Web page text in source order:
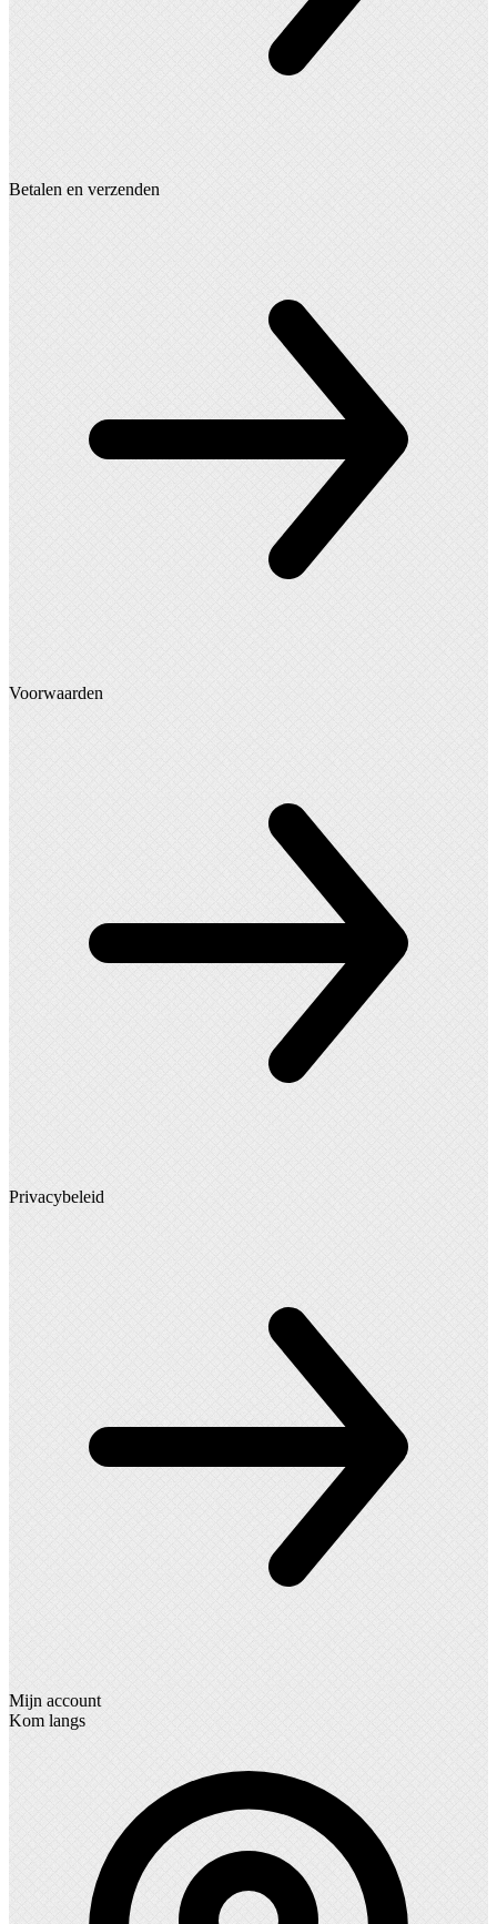
Betalen en verzenden
Voorwaarden
Privacybeleid
Mijn account
Kom langs